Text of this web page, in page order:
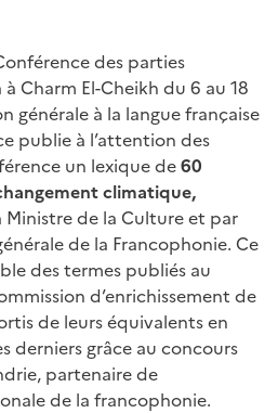
des parties
Charm El-Cheikh du 6 au 18
générale à la langue française
publie à l’attention des
un lexique de60
climatique,
Ministre de la Culture et par
de la Francophonie. Ce
des termes publiés au
d’enrichissement de
de leurs équivalents en
derniers grâce au concours
partenaire de
de la francophonie.